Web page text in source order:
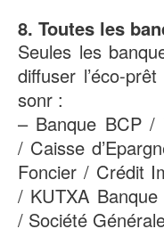
8. Toutes les
Seules les
diffuser l’éco-
sonr :
–Banque BCP /
/ Caisse
Foncier /Crédit
/ KUTXA
/ Société